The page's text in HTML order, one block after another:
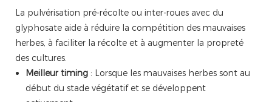
La pulvérisation pré-récolte ou inter-roues avec du
glyphosate aide à réduire la compétition des mauvaises
herbes, à faciliter la récolte et à augmenter la propreté
des cultures.
Meilleur timing : Lorsque les mauvaises herbes sont au
début du stade végétatif et se développent